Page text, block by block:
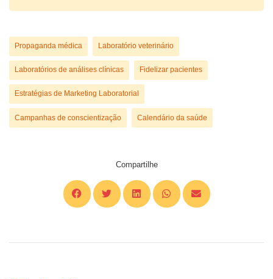
Propaganda médica Laboratório veterinário
Laboratórios de análises clínicas Fidelizar pacientes
Estratégias de Marketing Laboratorial
Campanhas de conscientização Calendário da saúde
Compartilhe